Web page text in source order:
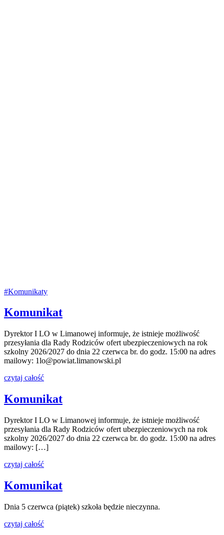
#Komunikaty
Komunikat
Dyrektor I LO w Limanowej informuje, że istnieje możliwość
przesyłania dla Rady Rodziców ofert ubezpieczeniowych na rok
szkolny 2026/2027 do dnia 22 czerwca br. do godz. 15:00 na adres
mailowy: 1lo@powiat.limanowski.pl
czytaj całość
Komunikat
Dyrektor I LO w Limanowej informuje, że istnieje możliwość
przesyłania dla Rady Rodziców ofert ubezpieczeniowych na rok
szkolny 2026/2027 do dnia 22 czerwca br. do godz. 15:00 na adres
mailowy: […]
czytaj całość
Komunikat
Dnia 5 czerwca (piątek) szkoła będzie nieczynna.
czytaj całość